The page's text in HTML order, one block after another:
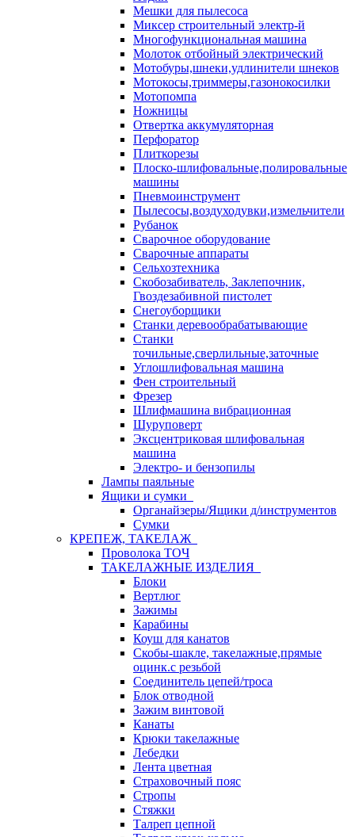
Мешки для пылесоса
Миксер строительный электр-й
Многофункциональная машина
Молоток отбойный электрический
Мотобуры,шнеки,удлинители шнеков
Мотокосы,триммеры,газонокосилки
Мотопомпа
Ножницы
Отвертка аккумуляторная
Перфоратор
Плиткорезы
Плоско-шлифовальные,полировальные
машины
Пневмоинструмент
Пылесосы,воздуходувки,измельчители
Рубанок
Сварочное оборудование
Сварочные аппараты
Сельхозтехника
Скобозабиватель, Заклепочник,
Гвоздезабивной пистолет
Снегоуборщики
Станки деревообрабатывающие
Станки
точильные,сверлильные,заточные
Углошлифовальная машина
Фен строительный
Фрезер
Шлифмашина вибрационная
Шуруповерт
Эксцентриковая шлифовальная
машина
Электро- и бензопилы
Лампы паяльные
Ящики и сумки
Органайзеры/Ящики д/инструментов
Сумки
КРЕПЕЖ, ТАКЕЛАЖ
Проволока ТОЧ
ТАКЕЛАЖНЫЕ ИЗДЕЛИЯ
Блоки
Вертлюг
Зажимы
Карабины
Коуш для канатов
Скобы-шакле, такелажные,прямые
оцинк.с резьбой
Соединитель цепей/троса
Блок отводной
Зажим винтовой
Канаты
Крюки такелажные
Лебедки
Лента цветная
Страховочный пояс
Стропы
Стяжки
Талреп цепной